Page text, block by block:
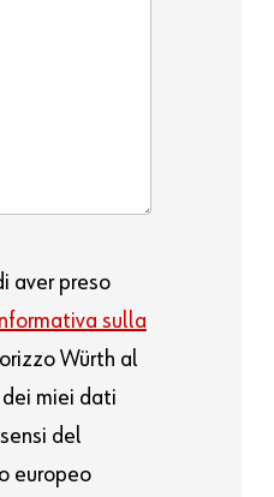
aver preso
Informativa sulla
Würth al
miei dati
del
europeo